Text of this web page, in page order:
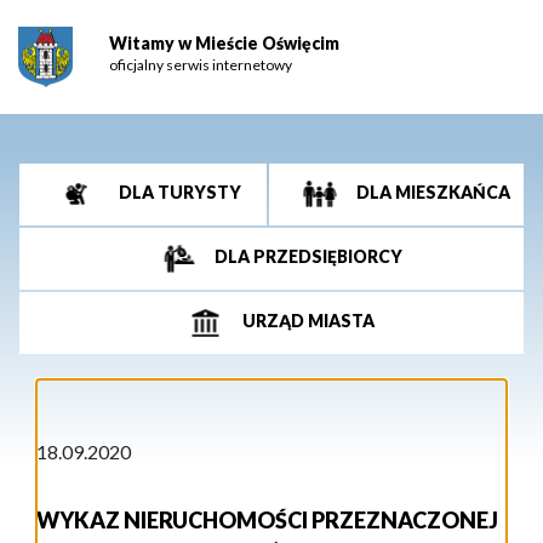
Witamy w Mieście Oświęcim
oficjalny serwis internetowy
DLA TURYSTY DLA MIESZKAŃCA
DLA PRZEDSIĘBIORCY
URZĄD MIASTA
18.09.2020
WYKAZ NIERUCHOMOŚCI PRZEZNACZONEJ